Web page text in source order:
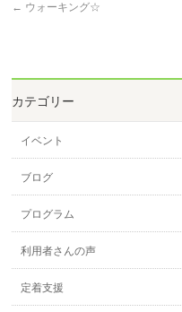
← ウォーキング☆
カテゴリー
イベント
ブログ
プログラム
利用者さんの声
定着支援